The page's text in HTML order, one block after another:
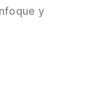
y